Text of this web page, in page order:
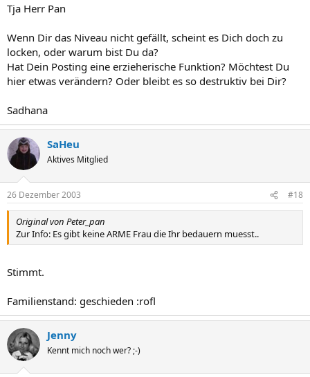
Tja Herr Pan
Wenn Dir das Niveau nicht gefällt, scheint es Dich doch zu
locken, oder warum bist Du da?
Hat Dein Posting eine erzieherische Funktion? Möchtest Du
hier etwas verändern? Oder bleibt es so destruktiv bei Dir?
Sadhana
SaHeu
Aktives Mitglied
26 Dezember 2003 #18
Original von Peter_pan
Zur Info: Es gibt keine ARME Frau die Ihr bedauern muesst..
Stimmt.
Familienstand: geschieden :rofl
Jenny
Kennt mich noch wer? ;-)